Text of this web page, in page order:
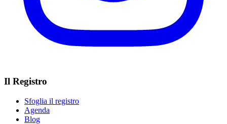
Il Registro
Sfoglia il registro
Agenda
Blog